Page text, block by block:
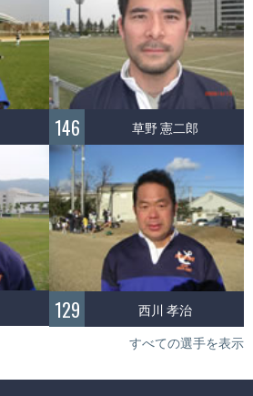
146 草野 憲二郎
129 西川 孝治
すべての選手を表示